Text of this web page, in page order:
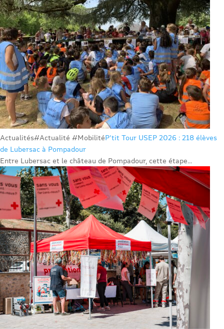
Actualités#Actualité #MobilitéP’tit Tour USEP 2026 : 218 élèves
de Lubersac à Pompadour
Entre Lubersac et le château de Pompadour, cette étape...